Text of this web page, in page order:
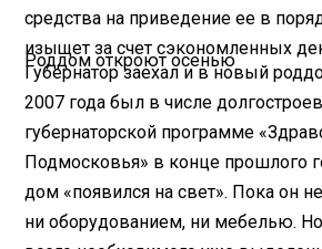
средства на приведение ее в
изыщет за счет сэкономленных
Роддом откроют осенью
Губернатор заехал и в новый
2007 года был в числе
губернаторской программе
Подмосковья» в конце прошлого
дом «появился на свет». Пока он
ни оборудованием, ни мебелью.